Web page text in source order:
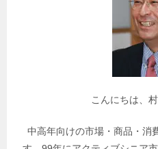
こんにちは、
中高年向けの市場・商品・消